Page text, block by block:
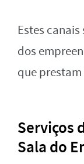
Estes
dos
que
Serviços
Sala do